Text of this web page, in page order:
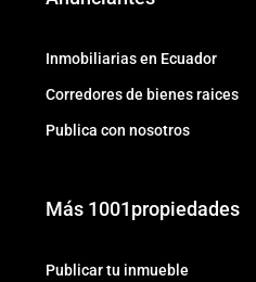
Inmobiliarias en Ecuador
Corredores de bienes raices
Publica con nosotros
Más 1001propiedades
Publicar tu inmueble